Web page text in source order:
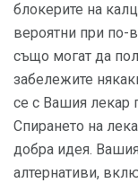
блокерите на
вероятни при по-
също могат да
забележите
се с Вашия лекар
Спирането на
добра идея.
алтернативи,